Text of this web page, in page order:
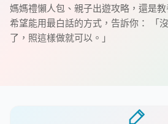
媽媽禮懶人包、親子出遊攻略，還是
希望能用最白話的方式，告訴你： 「
了，照這樣做就可以。」